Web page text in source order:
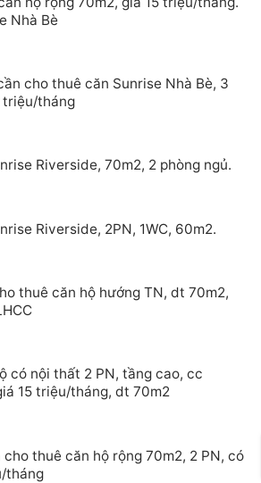
Nhà Bè
cho thuê căn Sunrise Nhà Bè, 3
triệu/tháng
Riverside, 70m2, 2 phòng ngủ.
Riverside, 2PN, 1WC, 60m2.
thuê căn hộ hướng TN, dt 70m2,
có nội thất 2 PN, tầng cao, cc
15 triệu/tháng, dt 70m2
cho thuê căn hộ rộng 70m2, 2 PN, có
tháng